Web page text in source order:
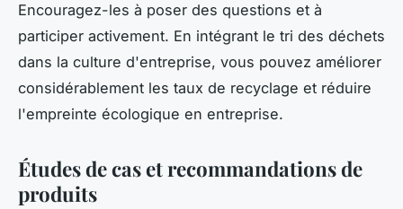
Encouragez-les à poser des questions et à
participer activement. En intégrant le tri des déchets
dans la culture d'entreprise, vous pouvez améliorer
considérablement les taux de recyclage et réduire
l'empreinte écologique en entreprise.
Études de cas et recommandations de
produits